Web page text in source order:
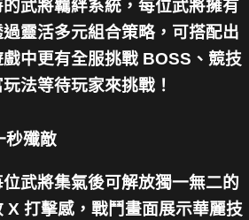
的武將羈絆系統，每位武將擁有
靈活多元組合策略，可搭配出
中更有全服挑戰 BOSS、競技
法等待玩家來挑戰！
秒殲敵
位武將集氣後可解放獨一無二的
X 打擊感，戰鬥畫面展示華麗技